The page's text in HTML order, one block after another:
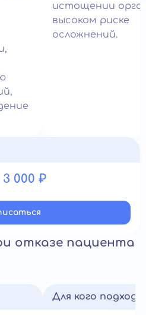
истощении
высоком риске
осложнений.
000 ₽
отказе пациента
Для кого